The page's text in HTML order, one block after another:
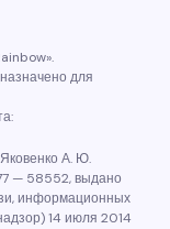
для
А. Ю.
— 58552, выдано
информационных
14 июля 2014